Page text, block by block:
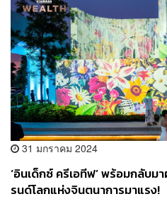
31 มกราคม 2024
‘อินเด็กซ์ ครีเอทีฟ’ พร้อมกลับม
รนด์โลกแห่งจินตนาการมาแรง!